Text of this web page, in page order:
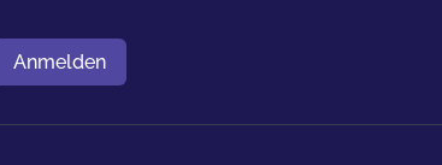
Benutzername
Anmelden